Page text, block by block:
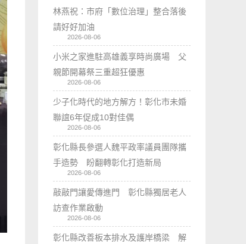
林燕祝：市府「數位治理」整合落後
請好好加油
2026-08-06
小米之家進駐高雄義享時尚廣場 父
親節開幕祭三重超狂優惠
2026-08-06
少子化時代的地方解方！彰化市未婚
聯誼6年促成10對佳偶
2026-08-06
彰化縣長參選人魏平政率議員團隊攜
手造勢 盼翻轉彰化打造新局
2026-08-06
敲敲門讓愛傳進門 彰化縣獨居老人
訪查作業啟動
2026-08-06
彰化縣改善板本排水及護岸橋梁 解